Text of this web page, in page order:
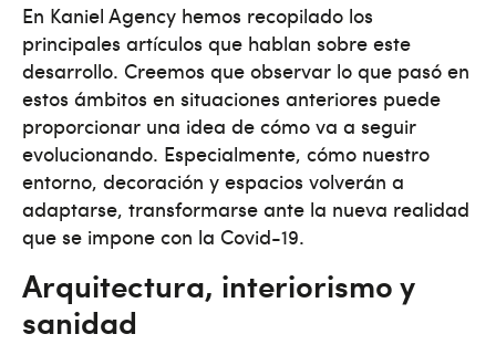
En Kaniel Agency hemos recopilado los
principales artículos que hablan sobre este
desarrollo. Creemos que observar lo que pasó en
estos ámbitos en situaciones anteriores puede
proporcionar una idea de cómo va a seguir
evolucionando. Especialmente, cómo nuestro
entorno, decoración y espacios volverán a
adaptarse, transformarse ante la nueva realidad
que se impone con la Covid-19.
Arquitectura, interiorismo y
sanidad